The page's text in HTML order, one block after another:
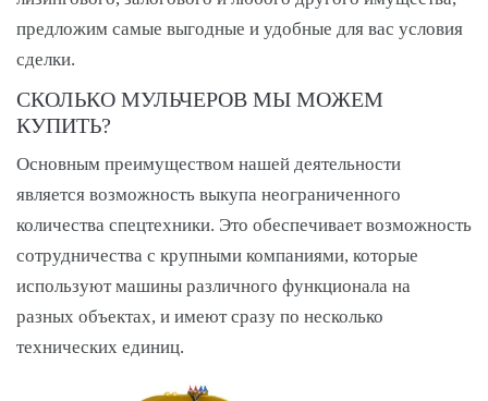
предложим самые выгодные и удобные для вас условия
сделки.
СКОЛЬКО МУЛЬЧЕРОВ МЫ МОЖЕМ
КУПИТЬ?
Основным преимуществом нашей деятельности
является возможность выкупа неограниченного
количества спецтехники. Это обеспечивает возможность
сотрудничества с крупными компаниями, которые
используют машины различного функционала на
разных объектах, и имеют сразу по несколько
технических единиц.